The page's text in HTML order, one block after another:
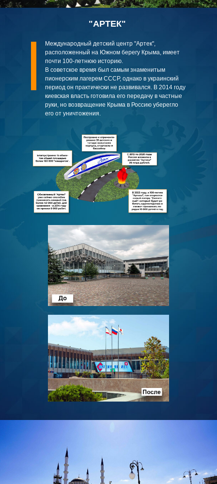
Международный детский центр "Артек",
расположенный на Южном берегу Крыма, имеет
почти 100-летнюю историю.
В советское время был самым знаменитым
пионерским лагерем СССР, однако в украинский
период он практически не развивался. В 2014 году
киевская власть готовила его передачу в частные
руки, но возвращение Крыма в Россию уберегло
его от уничтожения.
"АРТЕК"